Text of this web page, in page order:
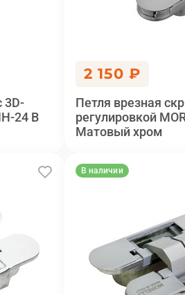
3D-
24 B
2 150 ₽
Петля врезная
регулировкой
Матовый хром
В наличии